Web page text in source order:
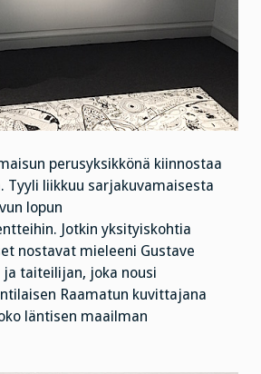
perusyksikkönä kiinnostaa
Tyyli liikkuu sarjakuvamaisesta
lopun
Jotkin yksityiskohtia
nostavat mieleeni Gustave
taiteilijan, joka nousi
Raamatun kuvittajana
läntisen maailman